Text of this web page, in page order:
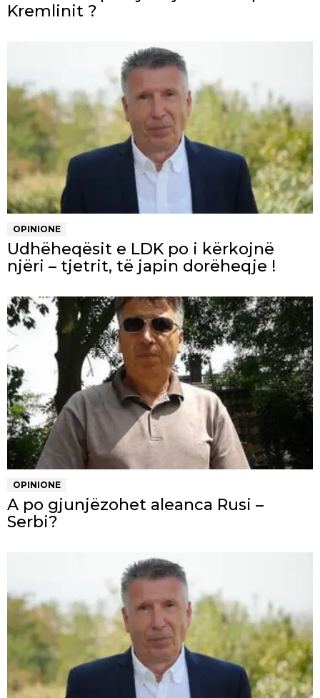
Kremlinit ?
OPINIONE
Udhëheqësit e LDK po i kërkojnë
njëri – tjetrit, të japin dorëheqje !
OPINIONE
A po gjunjëzohet aleanca Rusi –
Serbi?